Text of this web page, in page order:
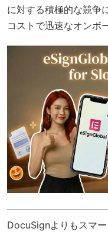
に対する積極的な競争
コストで迅速なオンボ
DocuSignよりもスマ